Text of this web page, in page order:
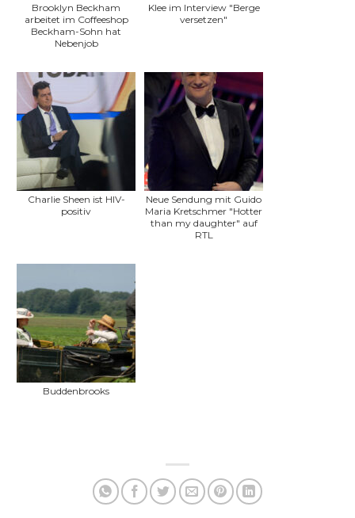
Brooklyn Beckham
arbeitet im Coffeeshop
Beckham-Sohn hat
Nebenjob
Klee im Interview "Berge
versetzen"
Charlie Sheen ist HIV-
positiv
Neue Sendung mit Guido
Maria Kretschmer "Hotter
than my daughter" auf
RTL
Buddenbrooks